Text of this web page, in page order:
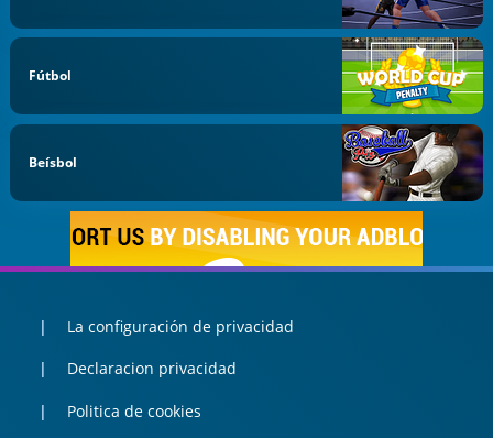
Fútbol
Beísbol
La configuración de privacidad
Declaracion privacidad
Politica de cookies